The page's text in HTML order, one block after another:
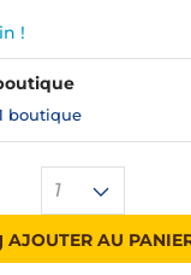
1
AJOUTER AU
!
boutique